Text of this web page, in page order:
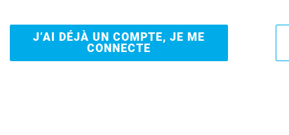
J’AI DÉJÀ UN COMPTE, JE ME
CONNECTE